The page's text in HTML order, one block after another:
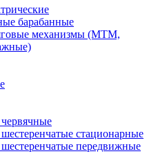
барабанные
механизмы (МТМ,
стационарные
передвижные